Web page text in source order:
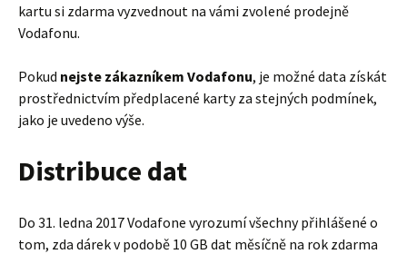
kartu si zdarma vyzvednout na vámi zvolené prodejně
Vodafonu.
Pokud nejste zákazníkem Vodafonu, je možné data získát
prostřednictvím předplacené karty za stejných podmínek,
jako je uvedeno výše.
Distribuce dat
Do 31. ledna 2017 Vodafone vyrozumí všechny přihlášené o
tom, zda dárek v podobě 10 GB dat měsíčně na rok zdarma